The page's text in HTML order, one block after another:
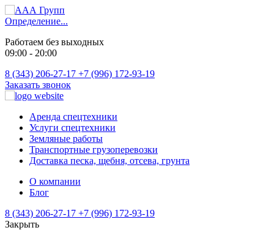
Определение...
Работаем без выходных
09:00 - 20:00
8 (343) 206-27-17 +7 (996) 172-93-19
Заказать звонок
Аренда спецтехники
Услуги спецтехники
Земляные работы
Транспортные грузоперевозки
Доставка песка, щебня, отсева, грунта
О компании
Блог
8 (343) 206-27-17 +7 (996) 172-93-19
Закрыть